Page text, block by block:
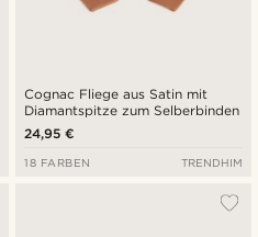
Cognac Fliege aus Satin mit
Diamantspitze zum Selberbinden
24,95 €
18 FARBEN TRENDHIM